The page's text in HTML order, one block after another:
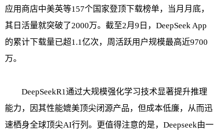
应用商店中美英等157个国家登顶下载榜单，当月月底，
其日活量就突破了2000万。截至2月9日，DeepSeek App
的累计下载量已超1.1亿次，周活跃用户规模最高近9700
万。
DeepSeekR1通过大规模强化学习技术显著提升推理
能力，因其性能媲美顶尖闭源产品，但成本低廉，从而迅
速栖身全球顶尖AI行列。更值得注意的是，Deepseek由一